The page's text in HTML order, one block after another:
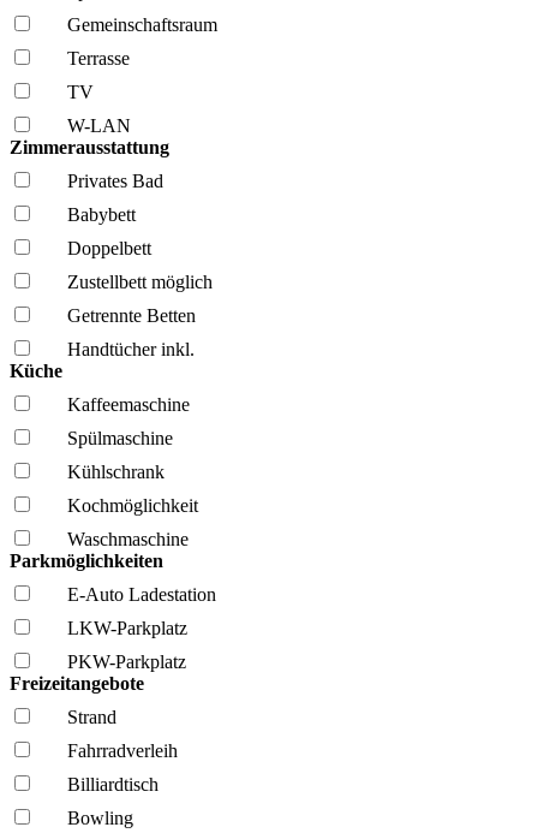
Gemeinschafts­raum
Terrasse
TV
W-LAN
Zimmerausstattung
Privates Bad
Babybett
Doppelbett
Zustellbett möglich
Getrennte Betten
Handtücher inkl.
Küche
Kaffee­maschine
Spül­maschine
Kühl­schrank
Kochmöglich­keit
Wasch­maschine
Parkmöglichkeiten
E-Auto Ladestation
LKW-Parkplatz
PKW-Parkplatz
Freizeitangebote
Strand
Fahrrad­verleih
Billiardtisch
Bowling